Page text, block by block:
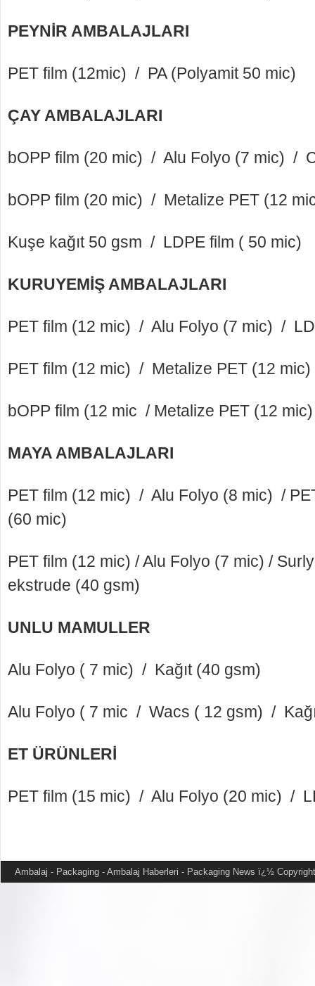
PEYNİR AMBALAJLARI
PET film (12mic) / PA (Polyamit 50 mic)
ÇAY AMBALAJLARI
bOPP film (20 mic) / Alu Folyo (7 mic) /
bOPP film (20 mic) / Metalize PET (12
Kuşe kağıt 50 gsm / LDPE film ( 50 mic)
KURUYEMİŞ AMBALAJLARI
PET film (12 mic) / Alu Folyo (7 mic) /
PET film (12 mic) / Metalize PET (12
bOPP film (12 mic / Metalize PET (12
MAYA AMBALAJLARI
PET film (12 mic) / Alu Folyo (8 mic) /
(60 mic)
PET film (12 mic) / Alu Folyo (7 mic) /
ekstrude (40 gsm)
UNLU MAMULLER
Alu Folyo ( 7 mic) / Kağıt (40 gsm)
Alu Folyo ( 7 mic / Wacs ( 12 gsm) /
ET ÜRÜNLERİ
PET film (15 mic) / Alu Folyo (20 mic) /
Ambalaj - Packaging - Ambalaj Haberleri - Packaging News ï¿½